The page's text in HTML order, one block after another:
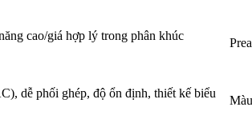
cao/giá hợp lý trong phân khúc
dễ phối ghép, độ ổn định, thiết kế biểu